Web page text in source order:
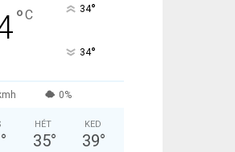
°C 34°
34°
0%
°
HÉT
35°
KED
39°